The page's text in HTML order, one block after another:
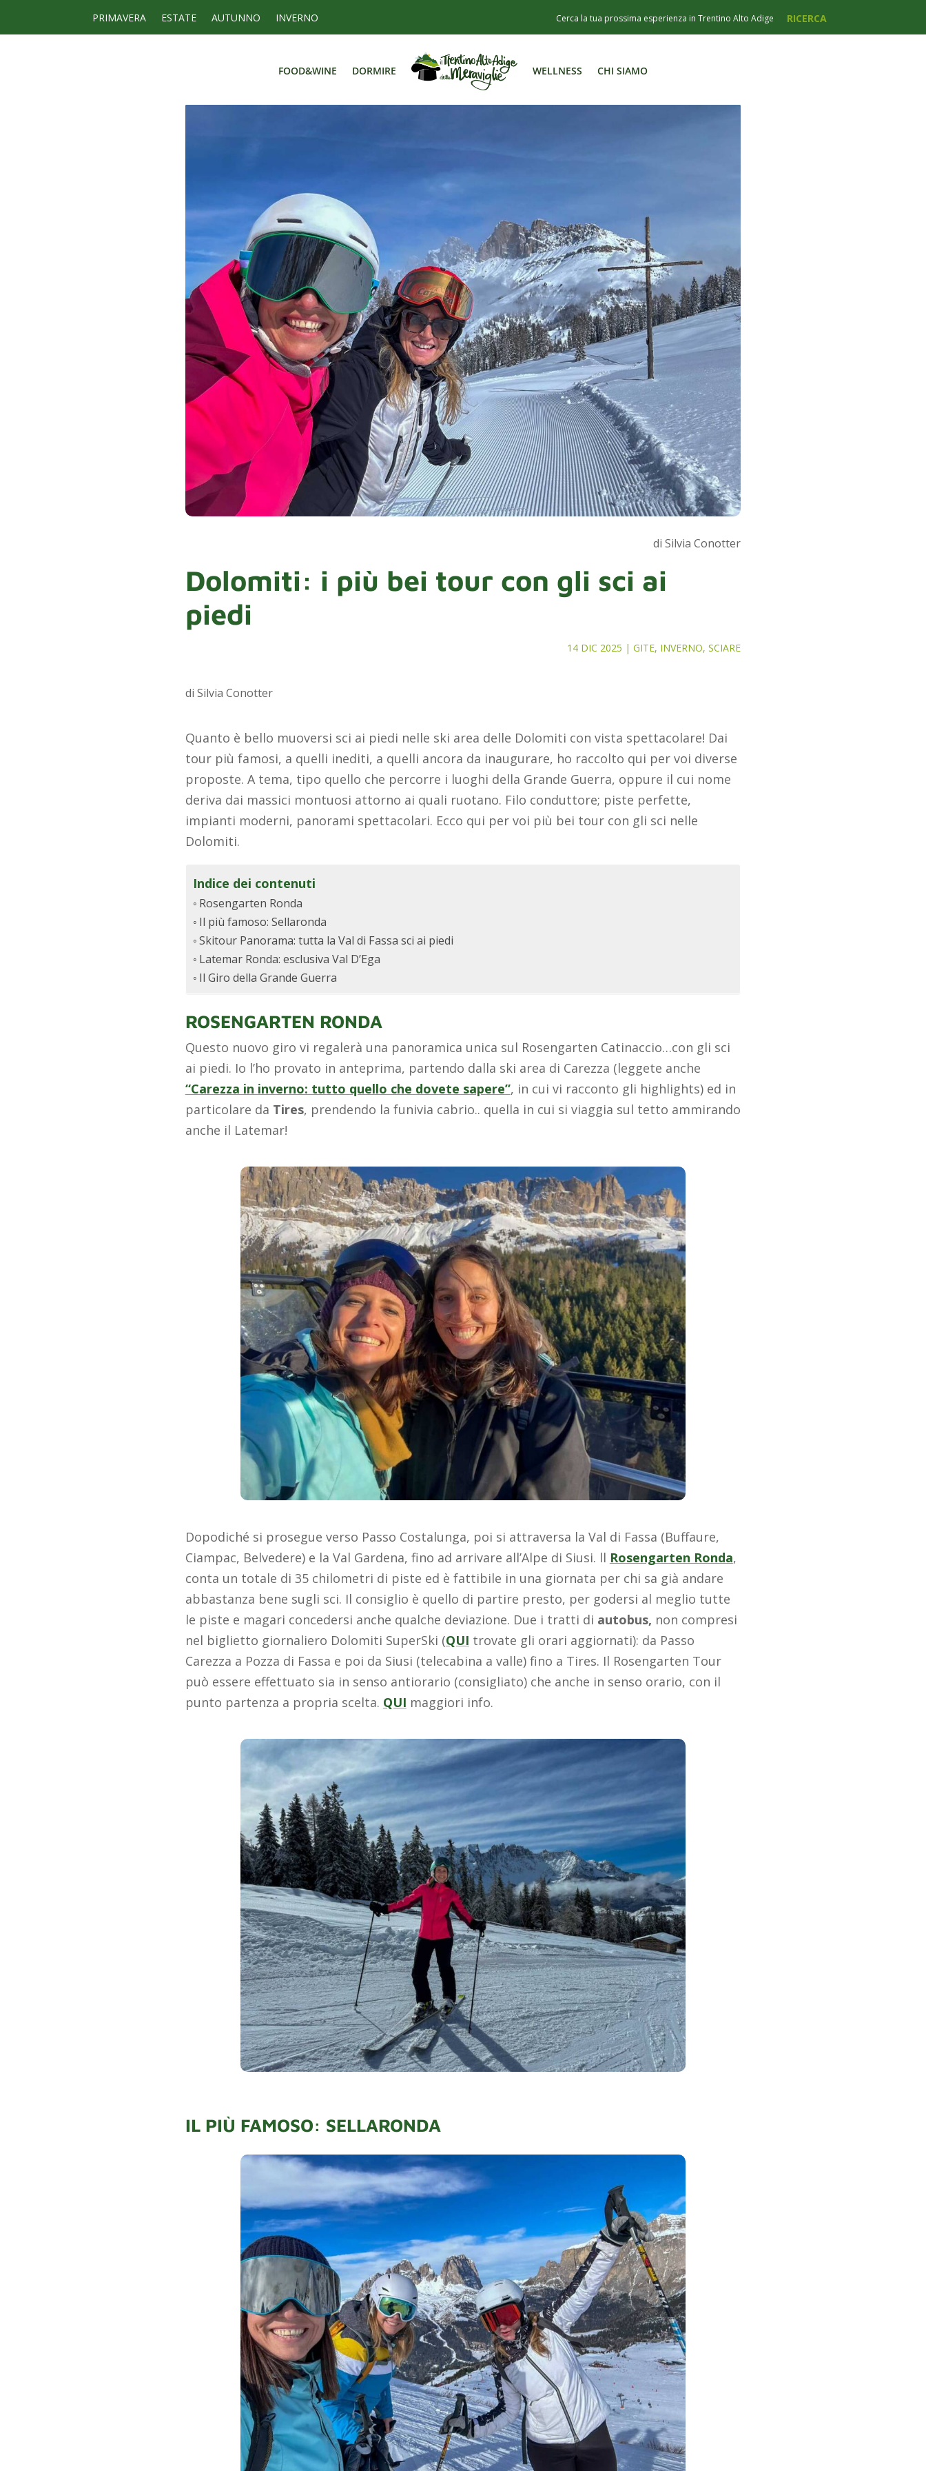
PRIMAVERA ESTATE AUTUNNO INVERNO
FOOD&WINE DORMIRE WELLNESS CHI SIAMO
FOOD&WINE DORMIRE WELLNESS CHI SIAMO
di Silvia Conotter
Dolomiti: i più bei tour con gli sci ai
piedi
14 DIC 2025 |GITE, INVERNO,SCIARE
di Silvia Conotter
Quanto è bello muoversi sci ai piedi nelle ski area delle Dolomiti con vista spettacolare! Dai
tour più famosi, a quelli inediti, a quelli ancora da inaugurare, ho raccolto qui per voi diverse
proposte. A tema, tipo quello che percorre i luoghi della Grande Guerra, oppure il cui nome
deriva dai massici montuosi attorno ai quali ruotano. Filo conduttore; piste perfette,
impianti moderni, panorami spettacolari. Ecco qui per voi più bei tour con gli sci nelle
Dolomiti.
Indice dei contenuti
Rosengarten Ronda
Il più famoso: Sellaronda
Skitour Panorama: tutta la Val di Fassa sci ai piedi
Latemar Ronda: esclusiva Val D’Ega
Il Giro della Grande Guerra
ROSENGARTEN RONDA
Questo nuovo giro vi regalerà una panoramica unica sul Rosengarten Catinaccio…con gli sci
ai piedi. Io l’ho provato in anteprima, partendo dalla ski area di Carezza (leggete anche
“Carezza in inverno: tutto quello che dovete sapere”, in cui vi racconto gli highlights) ed in
particolare da Tires, prendendo la funivia cabrio.. quella in cui si viaggia sul tetto ammirando
anche il Latemar!
Dopodiché si prosegue verso Passo Costalunga, poi si attraversa la Val di Fassa (Buffaure,
Ciampac, Belvedere) e la Val Gardena, fino ad arrivare all’Alpe di Siusi. ll Rosengarten Ronda,
conta un totale di 35 chilometri di piste ed è fattibile in una giornata per chi sa già andare
abbastanza bene sugli sci. Il consiglio è quello di partire presto, per godersi al meglio tutte
le piste e magari concedersi anche qualche deviazione. Due i tratti di autobus, non compresi
nel biglietto giornaliero Dolomiti SuperSki (QUI trovate gli orari aggiornati): da Passo
Carezza a Pozza di Fassa e poi da Siusi (telecabina a valle) fino a Tires. Il Rosengarten Tour
può essere effettuato sia in senso antiorario (consigliato) che anche in senso orario, con il
punto partenza a propria scelta. QUI maggiori info.
IL PIÙ FAMOSO: SELLARONDA